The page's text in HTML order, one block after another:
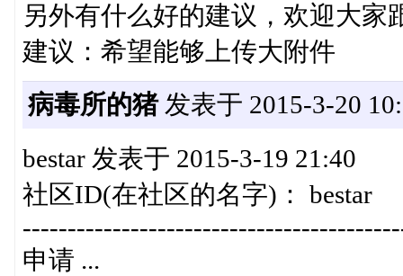
另外有什么好的建议，欢迎大家
建议：希望能够上传大附件
病毒所的猪发表于 2015-3-20
bestar 发表于 2015-3-19 21:40
社区ID(在社区的名字)： bestar
申请 ...